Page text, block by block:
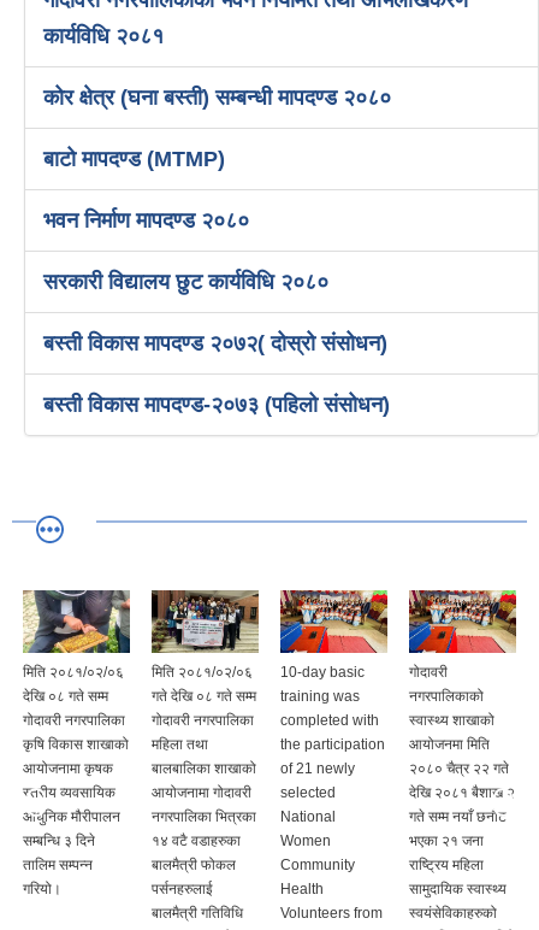
कार्यविधि २०८१
कोर क्षेत्र (घना बस्ती) सम्बन्धी मापदण्ड २०८०
बाटो मापदण्ड (MTMP)
भवन निर्माण मापदण्ड २०८०
सरकारी विद्यालय छुट कार्यविधि २०८०
बस्ती विकास मापदण्ड २०७२( दोस्रो संसोधन)
बस्ती विकास मापदण्ड-२०७३ (पहिलो संसोधन)
मिति २०८१/०२/०६
देखि ०८ गते सम्म
गोदावरी नगरपालिका
कृषि विकास शाखाको
आयोजनामा कृषक
स्तरीय व्यवसायिक
आधुनिक मौरीपालन
सम्बन्धि ३ दिने
तालिम सम्पन्न
गरियो।
मिति २०८१/०२/०६
गते देखि ०८ गते सम्म
गोदावरी नगरपालिका
महिला तथा
बालबालिका शाखाको
आयोजनामा गोदावरी
नगरपालिका भित्रका
१४ वटै वडाहरुका
बालमैत्री फोकल
पर्सनहरुलाई
बालमैत्री गतिविधि
10-day basic
training was
completed with
the participation
of 21 newly
selected
National
Women
Community
Health
Volunteers from
गोदावरी
नगरपालिकाको
स्वास्थ्य शाखाको
आयोजनमा मिति
२०८० चैत्र २२ गते
देखि २०८१ बैशाख २
गते सम्म नयाँ छनौट
भएका २१ जना
राष्ट्रिय महिला
सामुदायिक स्वास्थ्य
स्वयंसेविकाहरुको